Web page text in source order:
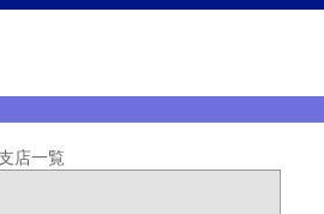
店一覧